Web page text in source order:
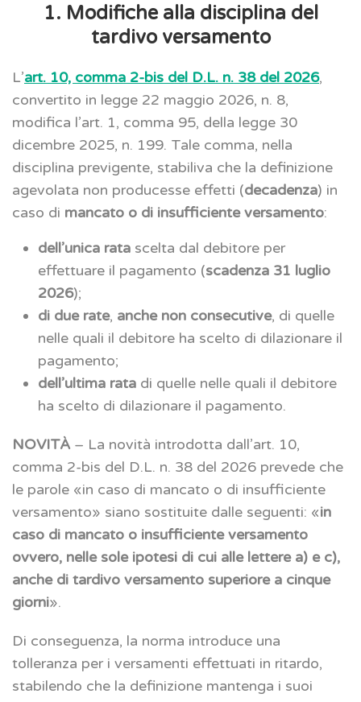
1. Modifiche alla disciplina del
tardivo versamento
L’art. 10, comma 2-bis del D.L. n. 38 del 2026,
convertito in legge 22 maggio 2026, n. 8,
modifica l’art. 1, comma 95, della legge 30
dicembre 2025, n. 199. Tale comma, nella
disciplina previgente, stabiliva che la definizione
agevolata non producesse effetti (decadenza) in
caso di mancato o di insufficiente versamento:
dell’unica rata scelta dal debitore per
effettuare il pagamento (scadenza 31 luglio
2026);
di due rate, anche non consecutive, di quelle
nelle quali il debitore ha scelto di dilazionare il
pagamento;
dell’ultima rata di quelle nelle quali il debitore
ha scelto di dilazionare il pagamento.
NOVITÀ – La novità introdotta dall’art. 10,
comma 2-bis del D.L. n. 38 del 2026 prevede che
le parole «in caso di mancato o di insufficiente
versamento» siano sostituite dalle seguenti: «in
caso di mancato o insufficiente versamento
ovvero, nelle sole ipotesi di cui alle lettere a) e c),
anche di tardivo versamento superiore a cinque
giorni».
Di conseguenza, la norma introduce una
tolleranza per i versamenti effettuati in ritardo,
stabilendo che la definizione mantenga i suoi